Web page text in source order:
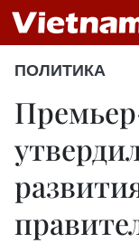
ПОЛИТИКА